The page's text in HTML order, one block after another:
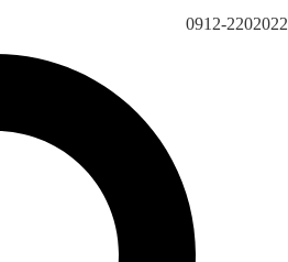
0912-2202022